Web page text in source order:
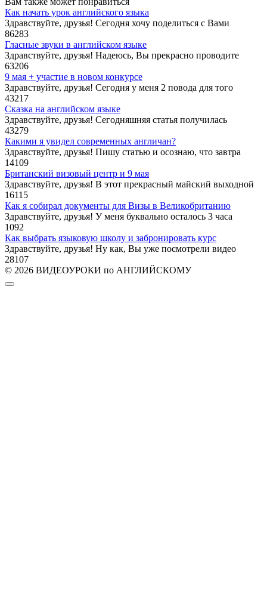
Как начать урок английского языка
Здравствуйте, друзья! Сегодня хочу поделиться с Вами
86283
Гласные звуки в английском языке
Здравствуйте, друзья! Надеюсь, Вы прекрасно проводите
63206
9 мая + участие в новом конкурсе
Здравствуйте, друзья! Сегодня у меня 2 повода для того
43217
Сказка на английском языке
Здравствуйте, друзья! Сегодняшняя статья получилась
43279
Какими я увидел современных англичан?
Здравствуйте, друзья! Пишу статью и осознаю, что завтра
14109
Британский визовый центр и 9 мая
Здравствуйте, друзья! В этот прекрасный майский выходной
16115
Как я собирал документы для Визы в Великобританию
Здравствуйте, друзья! У меня буквально осталось 3 часа
1092
Как выбрать языковую школу и забронировать курс
Здравствуйте, друзья! Ну как, Вы уже посмотрели видео
28107
© 2026 ВИДЕОУРОКИ по АНГЛИЙСКОМУ